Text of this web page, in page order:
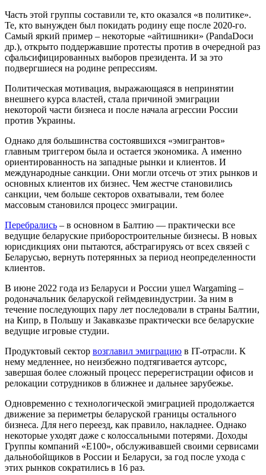
Часть этой группы составили те, кто оказался «в политике».
Те, кто вынужден был покидать родину еще после 2020-го.
Самый яркий пример – некоторые «айтишники» (PandaDocи
др.), открыто поддержавшие протесты против в очередной раз
сфальсифицированных выборов президента. И за это
подвергшиеся на родине репрессиям.
Политическая мотивация, выражающаяся в непринятии
внешнего курса властей, стала причиной эмиграции
некоторой части бизнеса и после начала агрессии России
против Украины.
Однако для большинства состоявшихся «эмигрантов»
главным триггером была и остается экономика. А именно
ориентированность на западные рынки и клиентов. И
международные санкции. Они могли отсечь от этих рынков и
основных клиентов их бизнес. Чем жестче становились
санкции, чем больше секторов охватывали, тем более
массовым становился процесс эмиграции.
Перебрались – в основном в Балтию — практически все
ведущие беларуские приборостроительные бизнесы. В новых
юрисдикциях они пытаются, абстрагируясь от всех связей с
Беларусью, вернуть потерянных за период неопределенности
клиентов.
В июне 2022 года из Беларуси и России ушел Wargaming –
родоначальник беларуской геймдевиндустрии. За ним в
течение последующих пару лет последовали в страны Балтии,
на Кипр, в Польшу и Закавказье практически все беларуские
ведущие игровые студии.
Продуктовый сектор возглавил эмиграцию в IT-отрасли. К
нему медленнее, но неизбежно подтягивается аутсорс,
завершая более сложный процесс перерегистрации офисов и
релокации сотрудников в ближнее и дальнее зарубежье.
Одновременно с технологической эмиграцией продолжается
движение за периметры беларуской границы остального
бизнеса. Для него переезд, как правило, накладнее. Однако
некоторые уходят даже с колоссальными потерями. Доходы
Группы компаний «Е100», обслуживавшей своими сервисами
дальнобойщиков в России и Беларуси, за год после ухода с
этих рынков сократились в 16 раз.